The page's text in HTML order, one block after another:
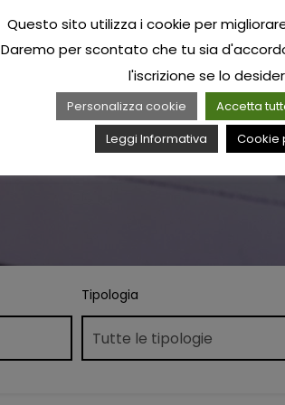
Tipologia
Questo sito utilizza i cookie per
Daremo per scontato che tu sia
l'iscrizione se lo
Personalizza cookie Accetta
Leggi Informativa
Cookie